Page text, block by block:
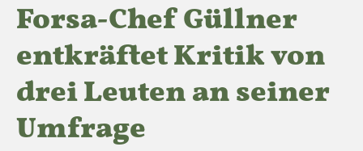
Forsa-Chef Güllner
entkräftet Kritik von
drei Leuten an seiner
Umfrage